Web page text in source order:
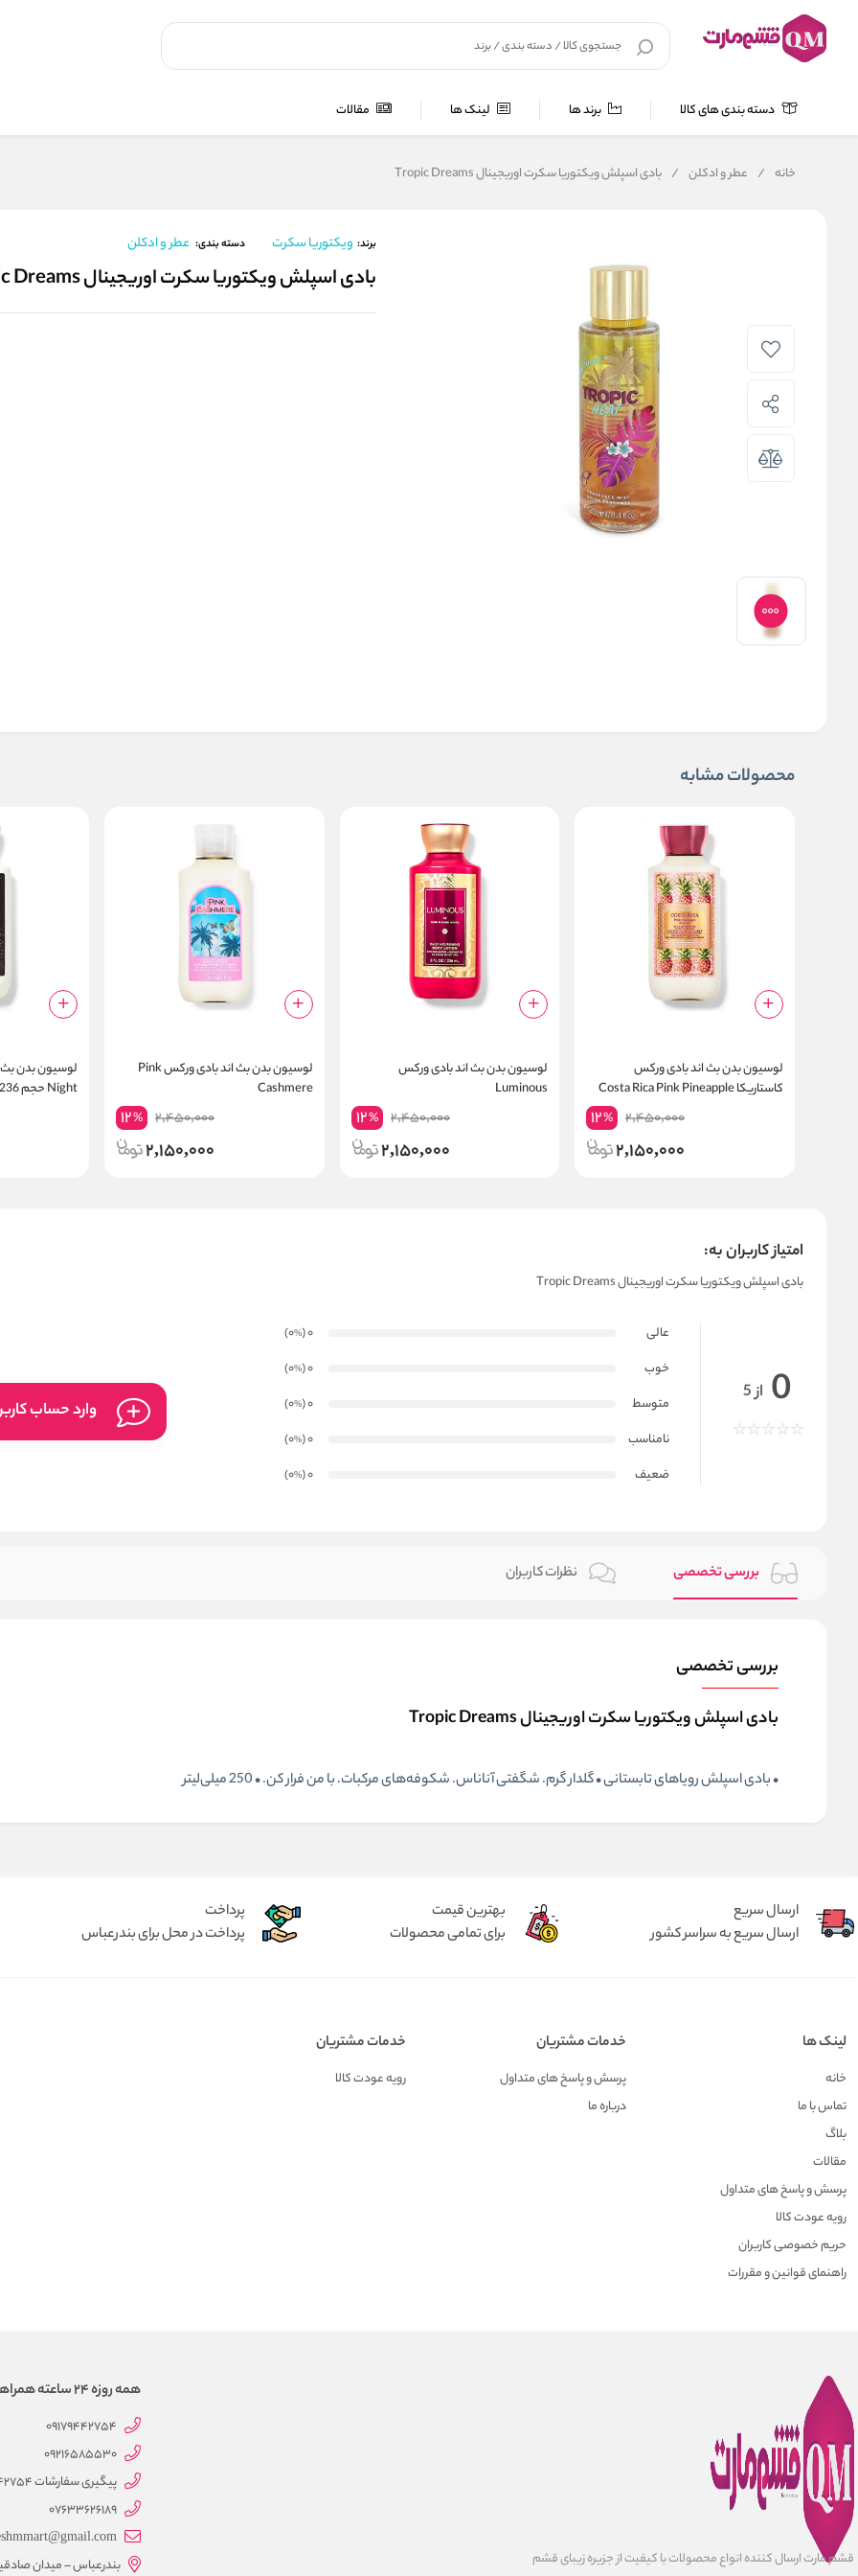
دسته بندی های کالا برند ها لینک ها مقالات
خانه / عطر و ادکلن / بادی اسپلش ویکتوریا سکرت اوریجینال Tropic Dreams
برند: ویکتوریا سکرت دسته بندی: عطر و ادکلن
بادی اسپلش ویکتوریا سکرت اوریجینال Tropic Dreams
محصولات مشابه
لوسیون بدن بث اند بادی ورکس
کاستاریکا Costa Rica Pink Pineapple
2,450,000
12%
2,150,000
لوسیون بدن بث اند بادی ورکس
Luminous
2,450,000
12%
2,150,000
لوسیون بدن بث اند بادی ورکس Pink
Cashmere
2,450,000
12%
2,150,000
Night حجم 236 میلی لیتر
امتیاز کاربران به:
بادی اسپلش ویکتوریا سکرت اوریجینال Tropic Dreams
0 از 5
عالی 0
(0
%
)
خوب
0
(0
%
)
متوسط
0
(0
%
)
نامناسب
0
(0
%
)
ضعیف
0
(0
%
)
وارد حساب
بررسی تخصصی نظرات کاربران
بررسی تخصصی
بادی اسپلش ویکتوریا سکرت اوریجینال Tropic Dreams
• بادی اسپلش رویاهای تابستانی • گلدار گرم. شگفتی آناناس. شکوفه‌های مرکبات. با من فرار کن. • 250 میلی‌لیتر
ارسال سریع
ارسال سریع به سراسر کشور
بهترین قیمت
برای تمامی محصولات
پرداخت
پرداخت در محل برای بندرعباس
لینک ها
خانه
تماس با ما
بلاگ
مقالات
پرسش و پاسخ های متداول
رویه عودت کالا
حریم خصوصی کاربران
راهنمای قوانین و مقررات
خدمات مشتریان
پرسش و پاسخ های متداول
درباره ما
خدمات مشتریان
رویه عودت کالا
قشم مارت ارسال کننده انواع محصولات با کیفیت از جزیره زیبای قشم
همه روزه 24 ساعته همراهتیم
09179442754
09216585530
پیگیری سفارشات 09179442754
07633626189
بندرعباس – میدان